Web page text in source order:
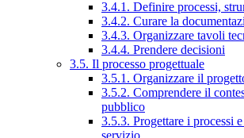
3.4.1. Definire processi,
3.4.2. Curare la
3.4.3. Organizzare tavoli
3.4.4. Prendere decisioni
3.5. Il processo progettuale
3.5.1. Organizzare il
3.5.2. Comprendere il
pubblico
3.5.3. Progettare i processi
servizio